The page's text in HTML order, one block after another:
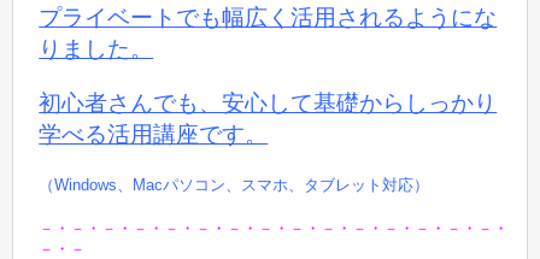
プライベートでも幅広く活用されるようにな
りました。
初心者さんでも、安心して基礎からしっかり
学べる活用講座です。
（Windows、Macパソコン、スマホ、タブレット対応）
－・－・－・－・－・－・－・－・－・－・－・－・－・－・－・
－・－